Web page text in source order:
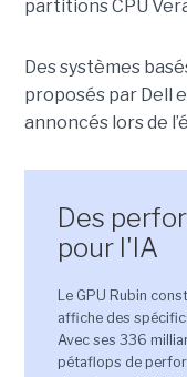
partitions CPU
Des systèmes
proposés par Dell
annoncés lors de
Des
pour l'IA
Le GPU Rubin
affiche des
Avec ses 336
pétaflops de